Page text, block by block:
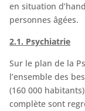
en situation
personnes âgées.
2.1. Psychiatrie
Sur le plan de la
l’ensemble des
(160 000
complète sont